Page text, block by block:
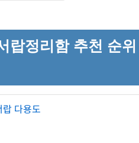
랍정리함 추천 순